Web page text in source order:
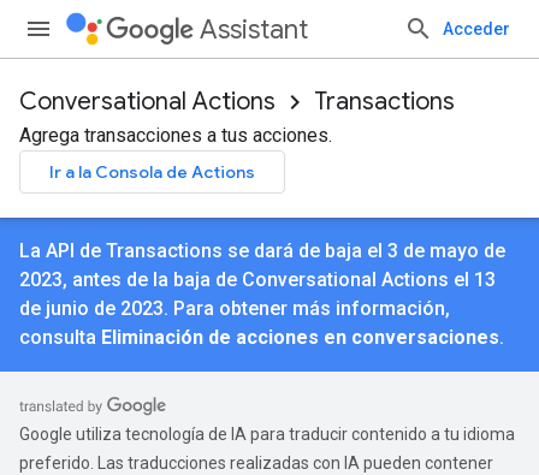
Assistant Acceder
Conversational Actions Transactions
Agrega transacciones a tus acciones.
Ir a la Consola de Actions
La API de Transactions se dará de baja el 3 de mayo de
2023, antes de la baja de Conversational Actions el 13
de junio de 2023. Para obtener más información,
consulta Eliminación de acciones en conversaciones.
Google utiliza tecnología de IA para traducir contenido a tu idioma
preferido. Las traducciones realizadas con IA pueden contener